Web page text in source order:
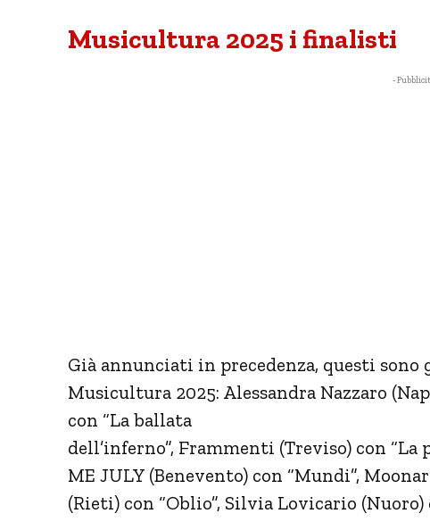
Musicultura 2025 i finalisti
-
Già annunciati in precedenza, questi
Musicultura 2025: Alessandra Nazzaro
con “La ballata
dell’inferno”, Frammenti (Treviso) con “La
ME JULY (Benevento) con “Mundi”,
(Rieti) con “Oblio”, Silvia Lovicario (Nuoro)